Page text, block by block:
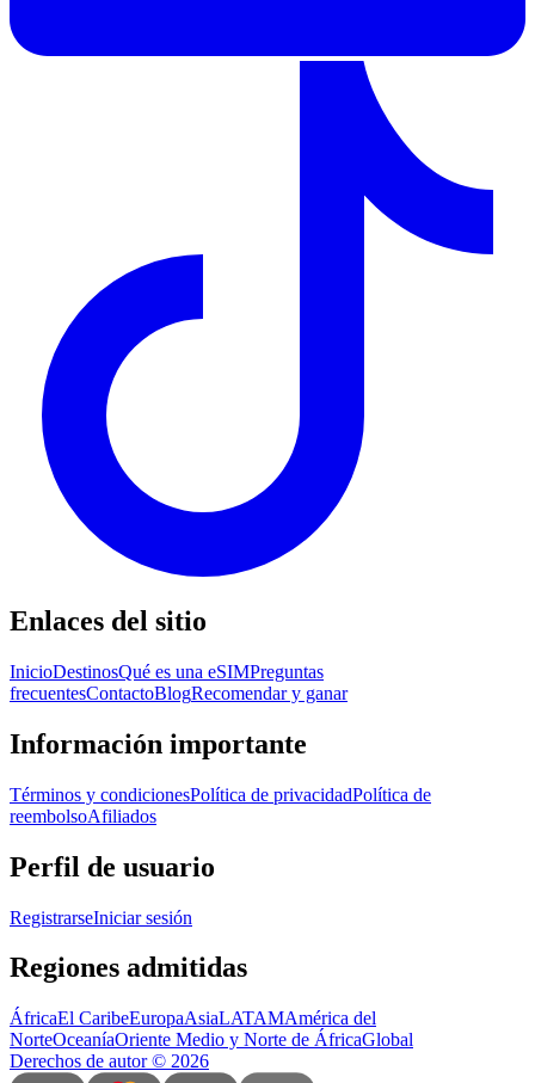
Enlaces del sitio
InicioDestinosQué es una eSIMPreguntas
frecuentesContactoBlogRecomendar y ganar
Información importante
Términos y condicionesPolítica de privacidadPolítica de
reembolsoAfiliados
Perfil de usuario
RegistrarseIniciar sesión
Regiones admitidas
ÁfricaEl CaribeEuropaAsiaLATAMAmérica del
NorteOceaníaOriente Medio y Norte de ÁfricaGlobal
Derechos de autor© 2026